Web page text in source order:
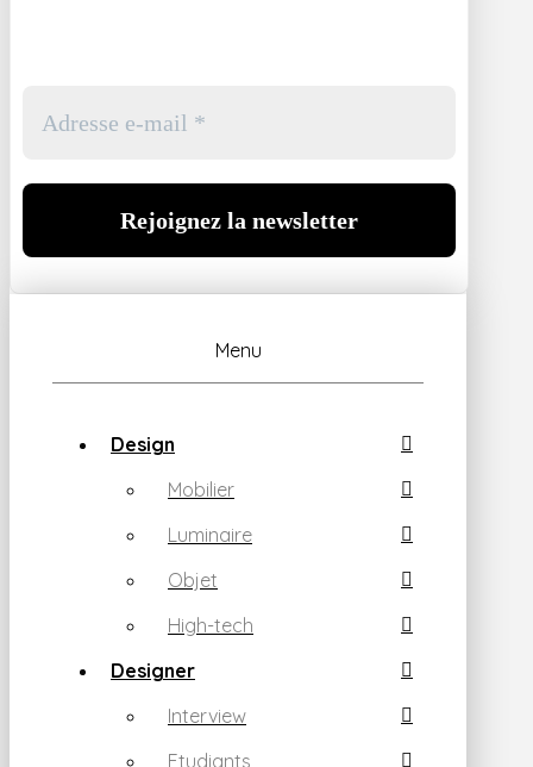
Menu
Design
Mobilier
Luminaire
Objet
High-tech
Designer
Interview
Etudiants